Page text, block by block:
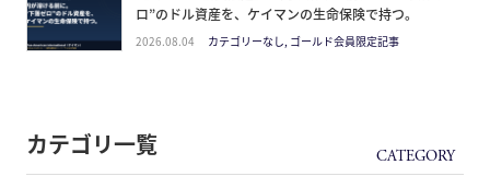
ロ”のドル資産を、ケイマンの生命保険で持つ。
2026.08.04 カテゴリーなし, ゴールド会員限定記事
カテゴリ一覧